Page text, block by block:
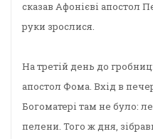
сказав Афонієві апостол
руки зрослися.
На третій день до
апостол Фома. Вхід в
Богоматері там не було:
пелени. Того ж дня,